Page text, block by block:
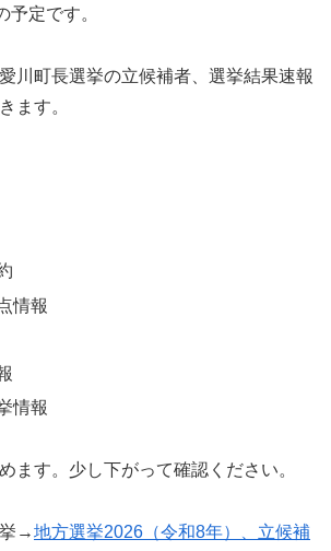
予定です。
川町長選挙の立候補者、選挙結果速報
ます。
情報
情報
ます。少し下がって確認ください。
挙→地方選挙2026（令和8年）、立候補